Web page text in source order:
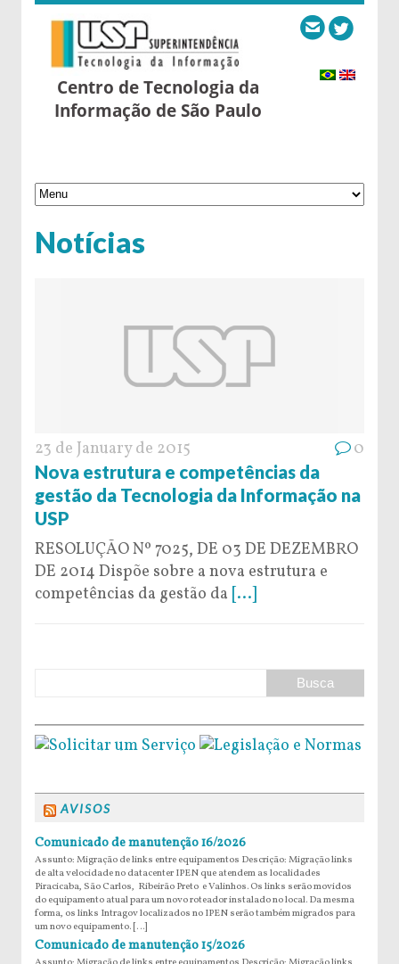
Centro de Tecnologia da
Informação de São Paulo
Notícias
23 de January de 2015 0
Nova estrutura e competências da
gestão da Tecnologia da Informação na
USP
RESOLUÇÃO Nº 7025, DE 03 DE DEZEMBRO
DE 2014 Dispõe sobre a nova estrutura e
competências da gestão da [...]
AVISOS
Comunicado de manutenção 16/2026
Assunto: Migração de links entre equipamentos Descrição: Migração links
de alta velocidade no datacenter IPEN que atendem as localidades
Piracicaba, São Carlos, Ribeirão Preto e Valinhos. Os links serão movidos
do equipamento atual para um novo roteador instalado no local. Da mesma
forma, os links Intragov localizados no IPEN serão também migrados para
um novo equipamento. […]
Comunicado de manutenção 15/2026